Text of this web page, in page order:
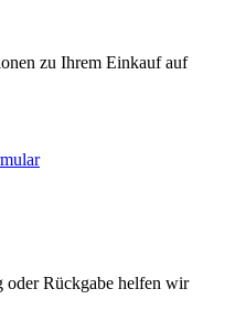
zu Ihrem Einkauf auf
oder Rückgabe helfen wir